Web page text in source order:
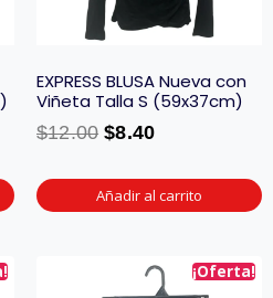
EXPRESS BLUSA Nueva con
Viñeta Talla S (59x37cm)
$12.00 $8.40
Añadir al carrito
¡Oferta!